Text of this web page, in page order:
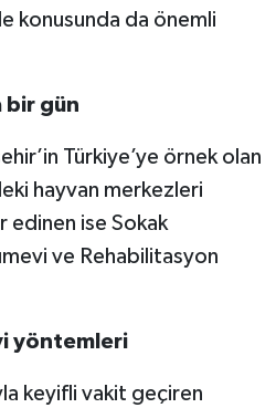
konusunda da önemli
bir gün
Türkiye’ye örnek olan
hayvan merkezleri
edinen ise Sokak
ve Rehabilitasyon
yöntemleri
keyifli vakit geçiren